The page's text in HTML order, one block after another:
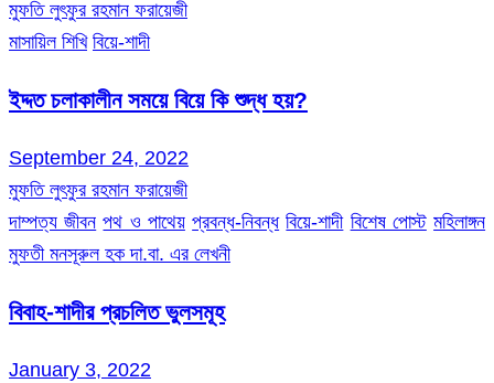
মুফতি লুৎফুর রহমান ফরায়েজী
মাসায়িল শিখি বিয়ে-শাদী
ইদ্দত চলাকালীন সময়ে বিয়ে কি শুদ্ধ হয়?
September 24, 2022
মুফতি লুৎফুর রহমান ফরায়েজী
দাম্পত্য জীবন পথ ও পাথেয় প্রবন্ধ-নিবন্ধ বিয়ে-শাদী বিশেষ পোস্ট মহিলাঙ্গন
মুফতী মনসূরুল হক দা.বা. এর লেখনী
বিবাহ-শাদীর প্রচলিত ভুলসমূহ
January 3, 2022